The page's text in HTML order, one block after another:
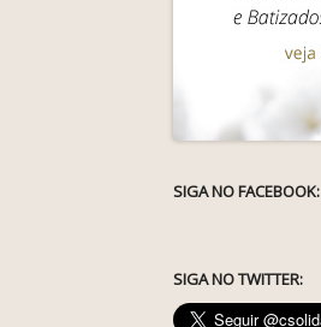
SIGA NO FACEBOOK:
SIGA NO TWITTER: